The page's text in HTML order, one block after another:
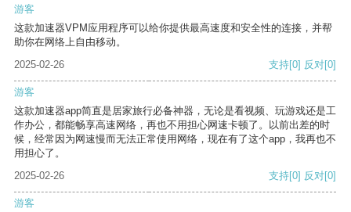
游客
这款加速器VPM应用程序可以给你提供最高速度和安全性的连接，并帮
助你在网络上自由移动。
2025-02-26
支持[0] 反对[0]
游客
这款加速器app简直是居家旅行必备神器，无论是看视频、玩游戏还是工
作办公，都能畅享高速网络，再也不用担心网速卡顿了。以前出差的时
候，经常因为网速慢而无法正常使用网络，现在有了这个app，我再也不
用担心了。
2025-02-26
支持[0] 反对[0]
游客